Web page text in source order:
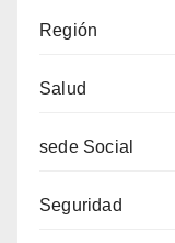
Región
Salud
sede Social
Seguridad